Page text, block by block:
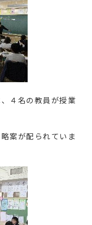
４名の教員が授業
案が配られていま